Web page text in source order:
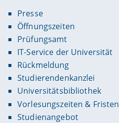
Presse
Öffnungszeiten
Prüfungsamt
IT-Service der Universität
Rückmeldung
Studierendenkanzlei
Universitätsbibliothek
Vorlesungszeiten & Fristen
Studienangebot